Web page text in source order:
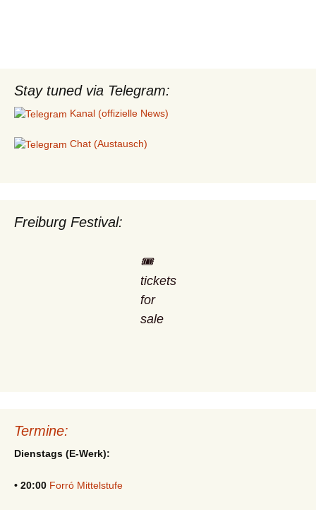
Stay tuned via Telegram:
Kanal (offizielle News)
Chat (Austausch)
Freiburg Festival:
🎟️
tickets
for
sale
Termine:
Dienstags (E-Werk):
• 20:00 Forró Mittelstufe